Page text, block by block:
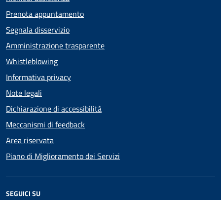
Prenota appuntamento
Segnala disservizio
Amministrazione trasparente
Whistleblowing
Informativa privacy
Note legali
Dichiarazione di accessibilità
Meccanismi di feedback
Area riservata
Piano di Miglioramento dei Servizi
SEGUICI SU